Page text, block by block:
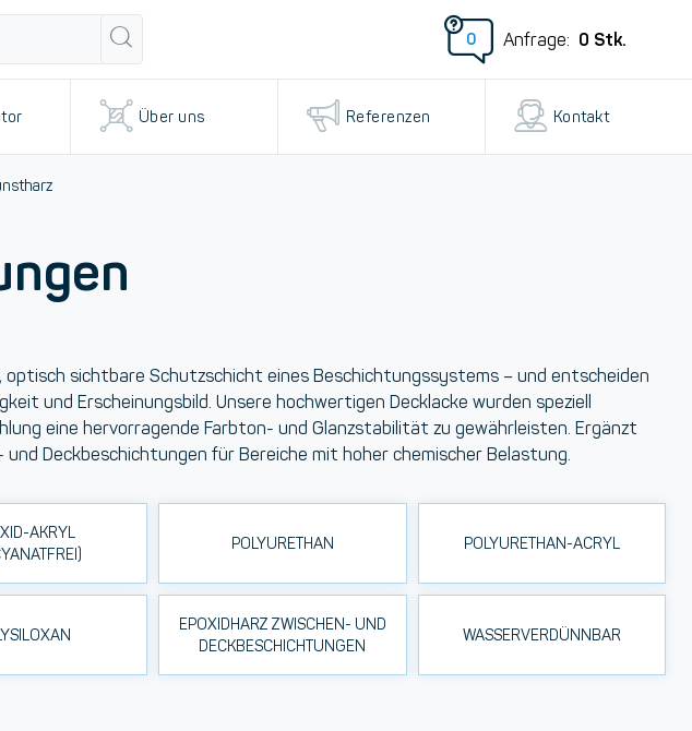
0 Anfrage: 0 Stk.
Über uns Referenzen Kontakt
optisch sichtbare Schutzschicht eines Beschichtungssystems – und entscheiden
und Erscheinungsbild. Unsere hochwertigen Decklacke wurden speziell
eine hervorragende Farbton- und Glanzstabilität zu gewährleisten. Ergänzt
und Deckbeschichtungen für Bereiche mit hoher chemischer Belastung.
AKRYL
POLYURETHAN POLYURETHAN-ACRYL
EPOXIDHARZ ZWISCHEN- UND
DECKBESCHICHTUNGEN
WASSERVERDÜNNBAR